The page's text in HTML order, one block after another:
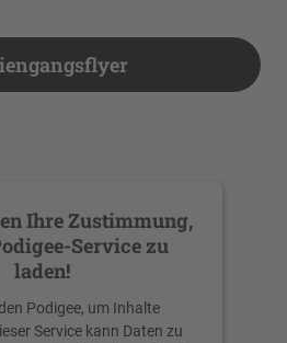
Ihre Zustimmung,
Service zu
laden!
Podigee, um Inhalte
Service kann Daten zu